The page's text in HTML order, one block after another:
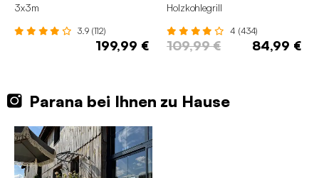
3x3m
3.9 (112)
199,99 €
Holzkohlegrill
4 (434)
109,99 € 84,99 €
Parana bei Ihnen zu Hause